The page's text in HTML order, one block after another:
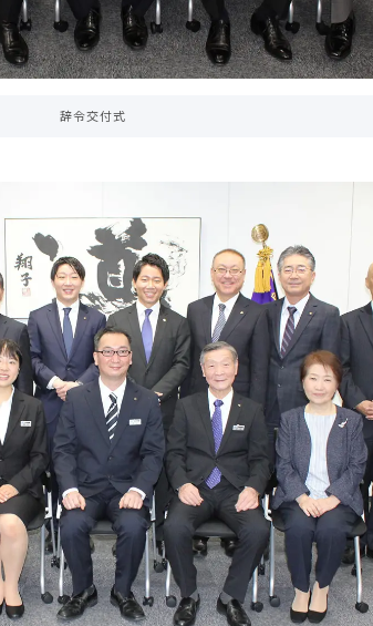
辞令交付式